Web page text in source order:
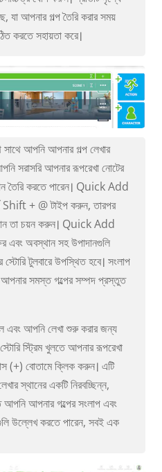
যা আপনার গল্প তৈরি করার সময়
করতে সহায়তা করে।
সাথে আপনি আপনার গল্প লেখার
সরাসরি আপনার রূপরেখা নোটের
তৈরি করতে পারেন। Quick Add
Shift + @ টাইপ করুন, তারপর
তা চয়ন করুন। Quick Add
এবং অবস্থান সহ উপাদানগুলি
স্টোরি টুলবারে উপস্থিত হবে। সংলাপ
সমস্ত গল্পের সম্পদ প্রস্তুত
এবং আপনি লেখা শুরু করার জন্য
স্ট্রিম খুলতে আপনার রূপরেখা
(+) বোতামে ক্লিক করুন। এটি
স্থানের একটি নিরবচ্ছিন্ন,
আপনি আপনার গল্পের সংলাপ এবং
উল্লেখ করতে পারেন, সবই এক